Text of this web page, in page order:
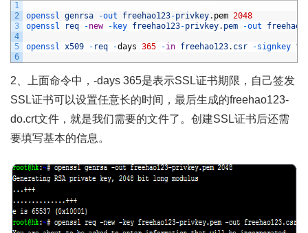
1
2
3
4
5
6
openssl genrsa -out freehao123-privkey. pem 2048
openssl
req -new - key freehao123-privkey. pem -out
openssl x509 - req -days 365 -in freehao123. csr -signkey
2、上面命令中，-days 365是表示SSL证书期限，自己签发
SSL证书可以设置任意长的时间，最后生成的freehao123-
do.crt文件，就是我们需要的文件了。创建SSL证书后还需
要填写基本的信息。